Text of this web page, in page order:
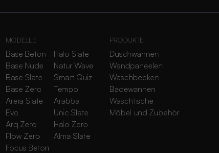
MODELLE
Base Beton
Base Nude
Base Slate
Base Zero
Areia Slate
Evo
Arq Zero
Flow Zero
Focus Beton
Halo Slate
Natur Wave
Smart Quiz
Tempo
Arabba
Unic Slate
Halo Zero
Alma Slate
PRODUKTE
Duschwannen
Wandpaneelen
Waschbecken
Badewannen
Waschtische
Möbel und Zubehör